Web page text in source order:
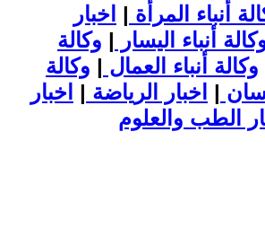
أنباء المرأة | اخبار
أنباء اليسار | وكالة
وكالة أنباء العمال | وكالة
| اخبار الرياضة | اخبار